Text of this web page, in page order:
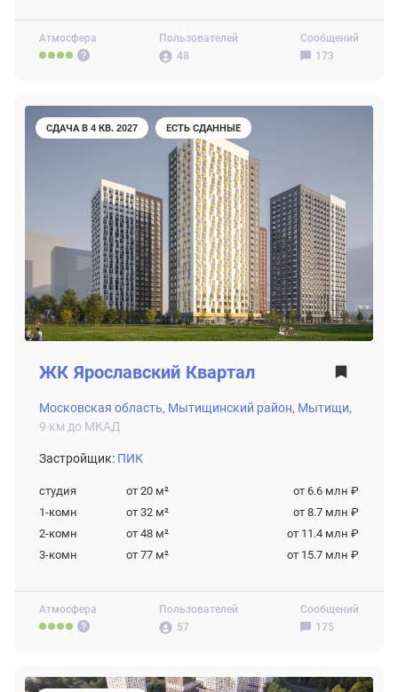
Атмосфера
Пользователей
48
Сообщений
173
СДАЧА В 4 КВ. 2027 ЕСТЬ СДАННЫЕ
Атмосфера
Пользователей
57
Сообщений
175
ЖК Ярославский Квартал
Московская область, Мытищинский район, Мытищи,
9 км до МКАД
Застройщик: ПИК
студия от 20 м²
от 6.6 млн ₽
1-комн
от 32 м²
от 8.7 млн ₽
2-комн
от 48 м²
от 11.4 млн ₽
3-комн
от 77 м² от 15.7 млн ₽